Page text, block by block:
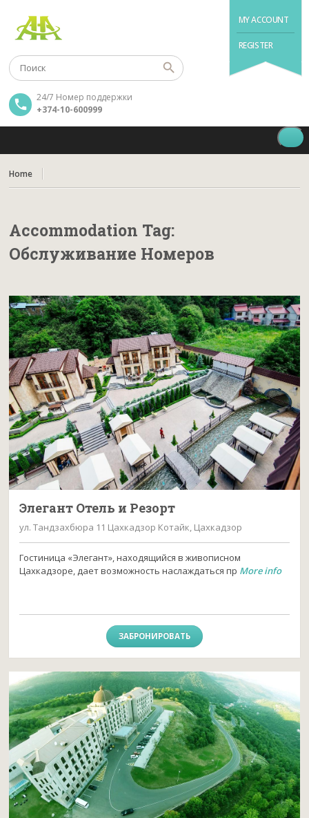
MY ACCOUNT
REGISTER
24/7 Номер поддержки
+374-10-600999
Home
Accommodation Tag:
Обслуживание Номеров
Элегант Отель и Резорт
ул. Тандзахбюра 11 Цахкадзор Котайк, Цахкадзор
Гостиница «Элегант», находящийся в живописном
Цахкадзоре, дает возможность наслаждаться пр More info
ЗАБРОНИРОВАТЬ